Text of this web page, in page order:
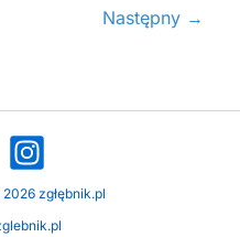
Następny →
zgłębnik.pl